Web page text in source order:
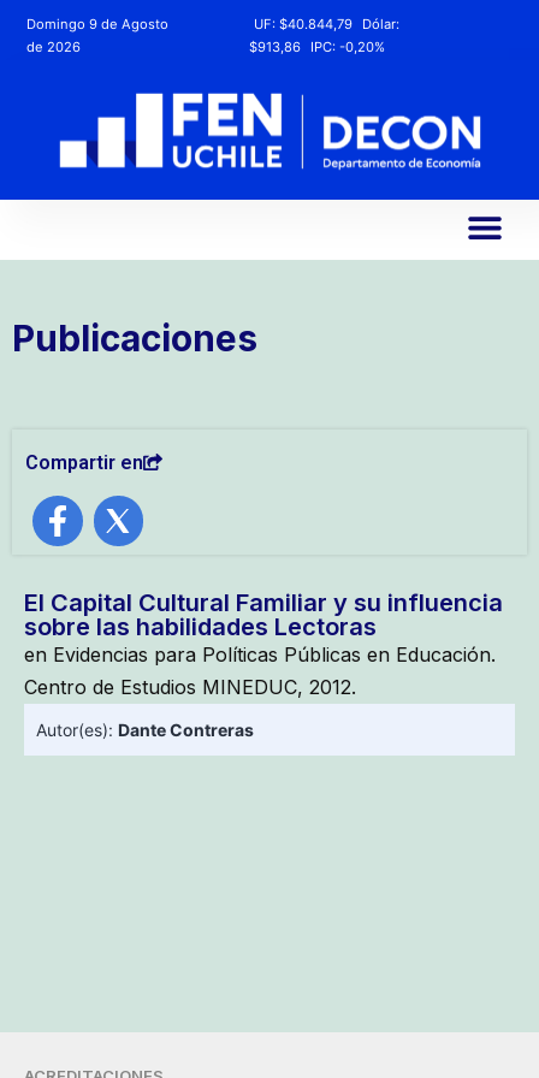
Domingo 9 de Agosto
de 2026
UF:$40.844,79
Dólar:
$913,86
IPC:-0,20%
Publicaciones
Compartir en
El Capital Cultural Familiar y su influencia
sobre las habilidades Lectoras
en Evidencias para Políticas Públicas en Educación.
Centro de Estudios MINEDUC, 2012.
Autor(es): Dante Contreras